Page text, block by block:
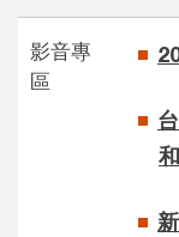
影音專
區